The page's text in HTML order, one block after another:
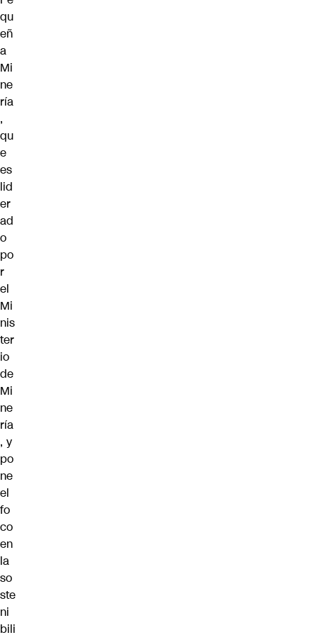
qu
eñ
a
Mi
ne
ría
,
qu
e
es
lid
er
ad
o
po
r
el
Mi
nis
ter
io
de
Mi
ne
ría
, y
po
ne
el
fo
co
en
la
so
ste
ni
bili